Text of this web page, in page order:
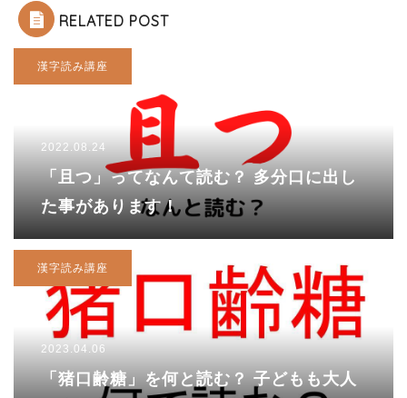
RELATED POST
漢字読み講座
2022.08.24
「且つ」ってなんて読む？ 多分口に出し
た事があります！
漢字読み講座
2023.04.06
「猪口齢糖」を何と読む？ 子どもも大人